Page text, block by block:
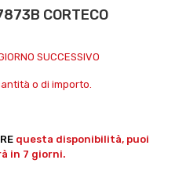
CORTECO
SUCCESSIVO
o di importo.
questa disponibilità, puoi
in 7 giorni.